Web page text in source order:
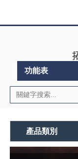
功能表
產品類別